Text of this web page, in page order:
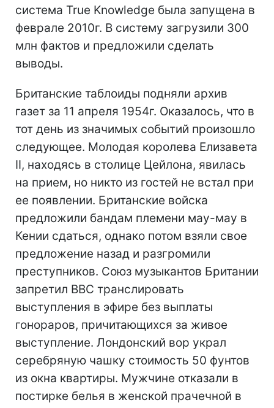
система True Knowledge была запущена в
феврале 2010г. В систему загрузили 300
млн фактов и предложили сделать
выводы.
Британские таблоиды подняли архив
газет за 11 апреля 1954г. Оказалось, что в
тот день из значимых событий произошло
следующее. Молодая королева Елизавета
II, находясь в столице Цейлона, явилась
на прием, но никто из гостей не встал при
ее появлении. Британские войска
предложили бандам племени мау-мау в
Кении сдаться, однако потом взяли свое
предложение назад и разгромили
преступников. Союз музыкантов Британии
запретил BBC транслировать
выступления в эфире без выплаты
гонораров, причитающихся за живое
выступление. Лондонский вор украл
серебряную чашку стоимость 50 фунтов
из окна квартиры. Мужчине отказали в
постирке белья в женской прачечной в